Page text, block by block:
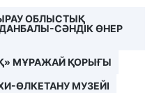
ОБЛЫСТЫҚ
СӘНДІК ӨНЕР
МҰРАЖАЙ ҚОРЫҒЫ
ӨЛКЕТАНУ МУЗЕЙІ